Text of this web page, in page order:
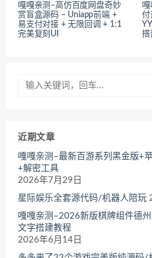
嘎嘎亲测–高仿百度网盘奇妙
赏盲盒源码 – Uniapp前端 +
易支付对接 + 无限回调 + 1:1
完美复刻UI
付
搭
近期文章
嘎嘎亲测–最新百游系列黑金版+
+解密工具
2026年7月29日
星际娱乐全套源代码/机器人陪玩
嘎嘎亲测–2026新版棋牌组件德
文字搭建教程
2026年6月14日